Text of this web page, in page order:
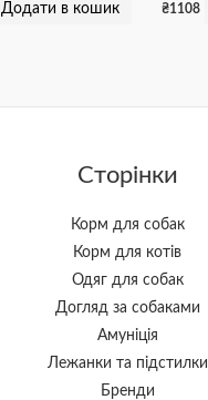
Додати в кошик ₴1108
Сторінки
Корм для собак
Корм для котів
Одяг для собак
Догляд за собаками
Амуніція
Лежанки та підстилки
Бренди